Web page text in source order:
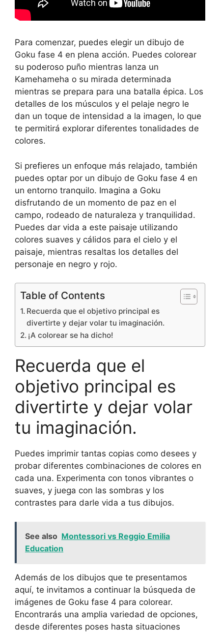
Para comenzar, puedes elegir un dibujo de
Goku fase 4 en plena acción. Puedes colorear
su poderoso puño mientras lanza un
Kamehameha o su mirada determinada
mientras se prepara para una batalla épica. Los
detalles de los músculos y el pelaje negro le
dan un toque de intensidad a la imagen, lo que
te permitirá explorar diferentes tonalidades de
colores.
Si prefieres un enfoque más relajado, también
puedes optar por un dibujo de Goku fase 4 en
un entorno tranquilo. Imagina a Goku
disfrutando de un momento de paz en el
campo, rodeado de naturaleza y tranquilidad.
Puedes dar vida a este paisaje utilizando
colores suaves y cálidos para el cielo y el
paisaje, mientras resaltas los detalles del
personaje en negro y rojo.
Table of Contents
Recuerda que el objetivo principal es
divertirte y dejar volar tu imaginación.
¡A colorear se ha dicho!
Recuerda que el
objetivo principal es
divertirte y dejar volar
tu imaginación.
Puedes imprimir tantas copias como desees y
probar diferentes combinaciones de colores en
cada una. Experimenta con tonos vibrantes o
suaves, y juega con las sombras y los
contrastes para darle vida a tus dibujos.
See also Montessori vs Reggio Emilia
Education
Además de los dibujos que te presentamos
aquí, te invitamos a continuar la búsqueda de
imágenes de Goku fase 4 para colorear.
Encontrarás una amplia variedad de opciones,
desde diferentes poses hasta situaciones